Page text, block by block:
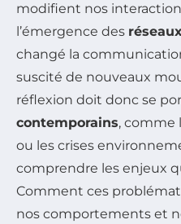
modifient nos
l’émergence des
changé la
suscité de nouveaux
réflexion doit donc se
contemporains, comme
ou les crises
comprendre les enjeux
Comment ces
nos comportements et